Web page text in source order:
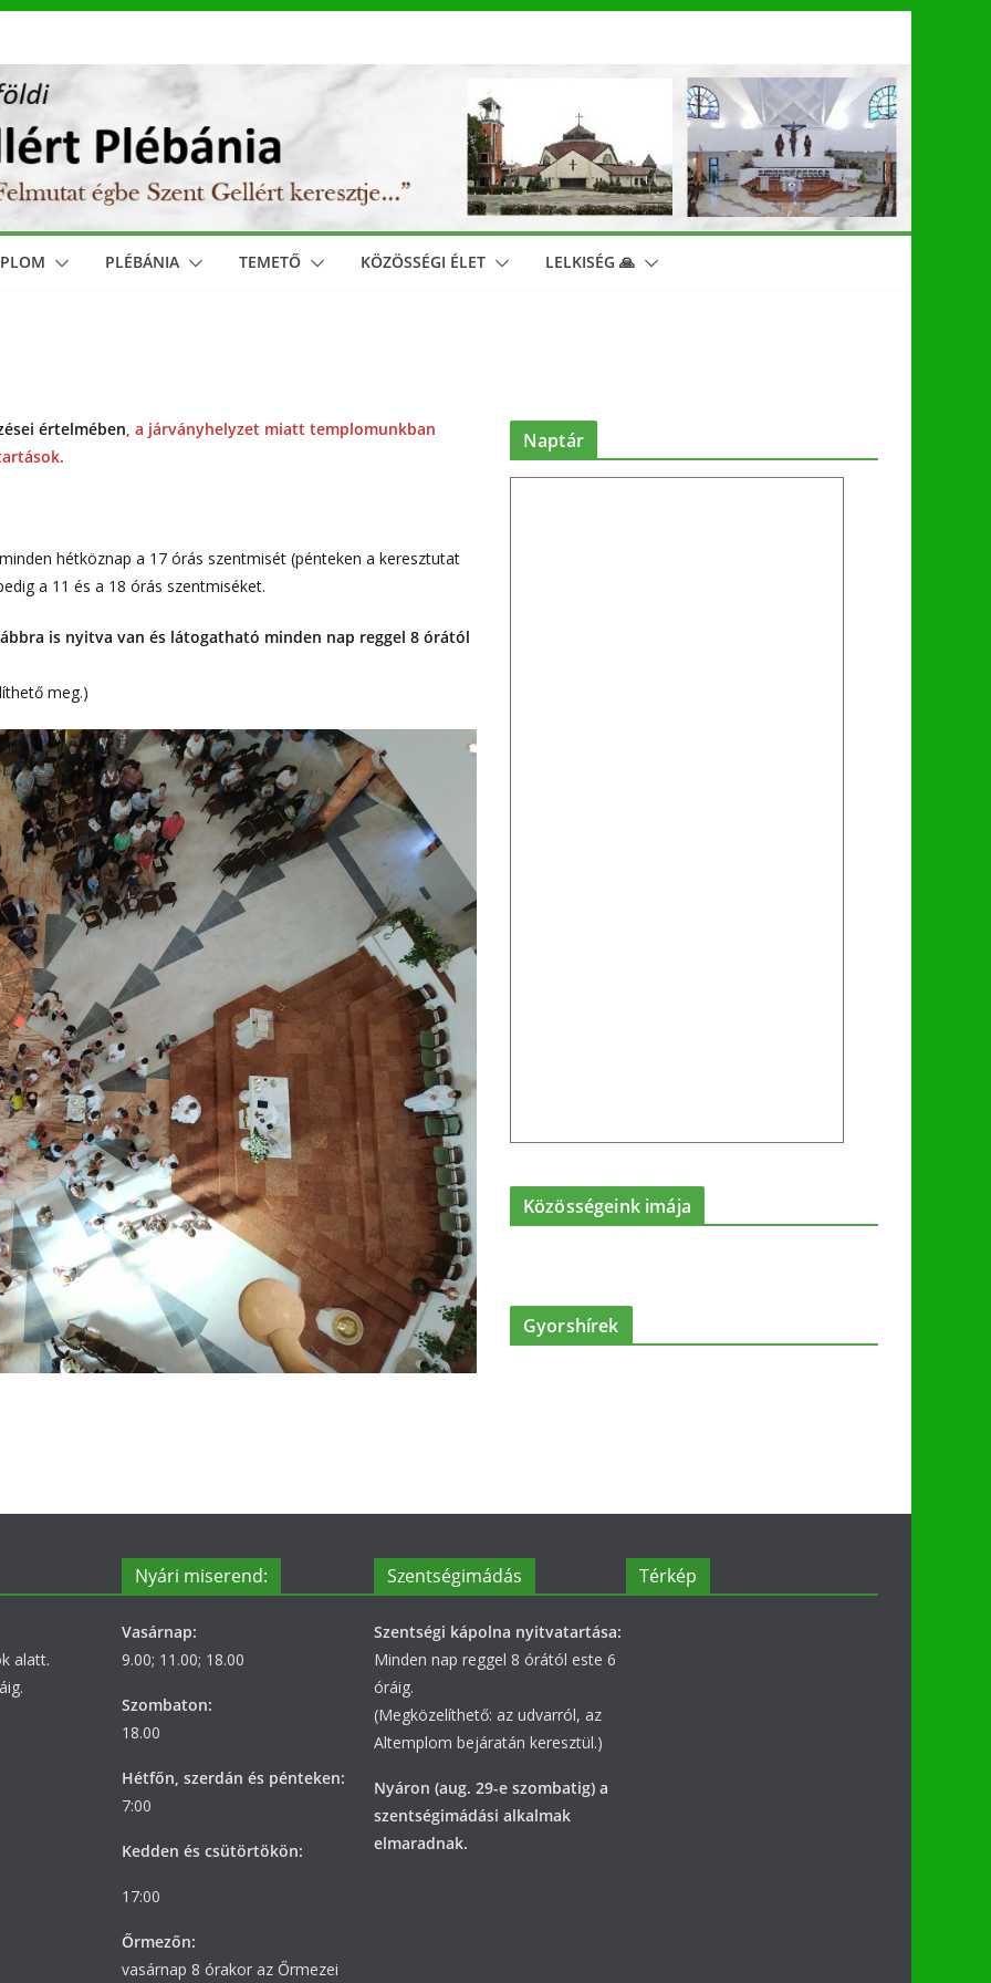
PLÉBÁNIA TEMETŐ KÖZÖSSÉGI ÉLET LELKISÉG 🙏
értelmében a járványhelyzet miatt templomunkban
minden hétköznap a 17 órás szentmisét (pénteken a keresztutat
a 11 és a 18 órás szentmiséket.
is nyitva van és látogatható minden nap reggel 8 órától
meg.)
Naptár
Közösségeink imája
Gyorshírek
alatt.
Nyári miserend:
Vasárnap:
9.00; 11.00; 18.00
Szombaton:
18.00
Hétfőn, szerdán és pénteken:
7:00
Kedden és csütörtökön:
17:00
Őrmezőn:
vasárnap 8 órakor az Őrmezei
Szentségimádás
Szentségi kápolna nyitvatartása:
Minden nap reggel 8 órától este 6
óráig.
(Megközelíthető: az udvarról, az
Altemplom bejáratán keresztül.)
Nyáron (aug. 29-e szombatig) a
szentségimádási alkalmak
elmaradnak.
Térkép